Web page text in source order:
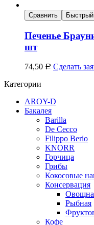
Сравнить
Печенье
шт
74,50 Р Сделать
Категории
AROY-D
Бакалея
Barilla
De Cecco
Filippo Berio
KNORR
Горчица
Грибы
Кокосовые
Консервация
Рыбная
Кофе